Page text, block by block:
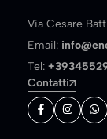
Via Cesare
Email:
Tel:
Contatti